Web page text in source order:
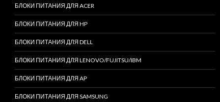
БЛОКИ ПИТАНИЯ ДЛЯ ACER
БЛОКИ ПИТАНИЯ ДЛЯ HP
БЛОКИ ПИТАНИЯ ДЛЯ DELL
БЛОКИ ПИТАНИЯ ДЛЯ LENOVO/FUJITSU/IBM
БЛОКИ ПИТАНИЯ ДЛЯ AP
БЛОКИ ПИТАНИЯ ДЛЯ SAMSUNG